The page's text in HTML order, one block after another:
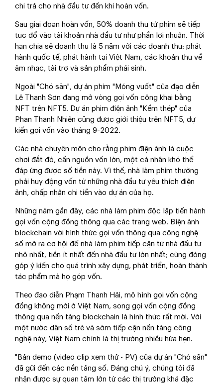
chi trả cho nhà đầu tư đến khi hoàn vốn.
Sau giai đoạn hoàn vốn, 50% doanh thu từ phim sẽ tiếp
tục đổ vào tài khoản nhà đầu tư như phần lợi nhuận. Thời
hạn chia sẻ doanh thu là 5 năm với các doanh thu: phát
hành quốc tế, phát hành tại Việt Nam, các khoản thu về
âm nhạc, tài trợ và sản phẩm phái sinh.
Ngoài "Chó săn", dự án phim "Móng vuốt" của đạo diễn
Lê Thanh Sơn đang mở vòng gọi vốn công khai bằng
NFT trên NFT5. Dự án phim điện ảnh "Kềm thép" của
Phan Thanh Nhiên cũng được giới thiệu trên NFT5, dự
kiến gọi vốn vào tháng 9-2022.
Các nhà chuyên môn cho rằng phim điện ảnh là cuộc
chơi đắt đỏ, cần nguồn vốn lớn, một cá nhân khó thể
đáp ứng được số tiền này. Vì thế, nhà làm phim thường
phải huy động vốn từ những nhà đầu tư yêu thích điện
ảnh, chấp nhận chi tiền vào dự án của họ.
Những năm gần đây, các nhà làm phim độc lập tiến hành
gọi vốn cộng đồng thông qua các trang web. Điện ảnh
blockchain với hình thức gọi vốn thông qua công nghệ
số mở ra cơ hội để nhà làm phim tiếp cận từ nhà đầu tư
nhỏ nhất, tiền ít nhất đến nhà đầu tư lớn nhất; cùng đóng
góp ý kiến cho quá trình xây dựng, phát triển, hoàn thành
tác phẩm mà họ góp vốn.
Theo đạo diễn Phạm Thanh Hải, mô hình gọi vốn cộng
đồng không mới ở Việt Nam, song gọi vốn cộng đồng
thông qua nền tảng blockchain là hình thức rất mới. Với
một nước dân số trẻ và sớm tiếp cận nền tảng công
nghệ này, Việt Nam chính là thị trường nhiều hứa hẹn.
"Bản demo (video clip xem thử - PV) của dự án "Chó săn"
đã gửi đến các nền tảng số. Đáng chú ý, chúng tôi đã
nhận được sự quan tâm lớn từ các thị trường khá đặc